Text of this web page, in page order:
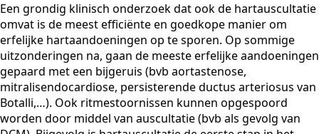
Een grondig klinisch onderzoek dat ook de hartauscultatie
omvat is de meest efficiënte en goedkope manier om
erfelijke hartaandoeningen op te sporen. Op sommige
uitzonderingen na, gaan de meeste erfelijke aandoeningen
gepaard met een bijgeruis (bvb aortastenose,
mitralisendocardiose, persisterende ductus arteriosus van
Botalli,…). Ook ritmestoornissen kunnen opgespoord
worden door middel van auscultatie (bvb als gevolg van